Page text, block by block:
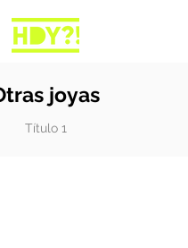
joyas
Título 1